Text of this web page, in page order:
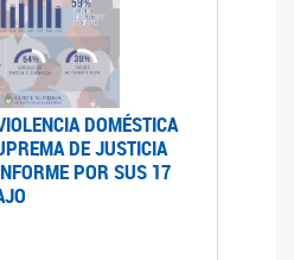
DOMÉSTICA
DE JUSTICIA
POR SUS 17